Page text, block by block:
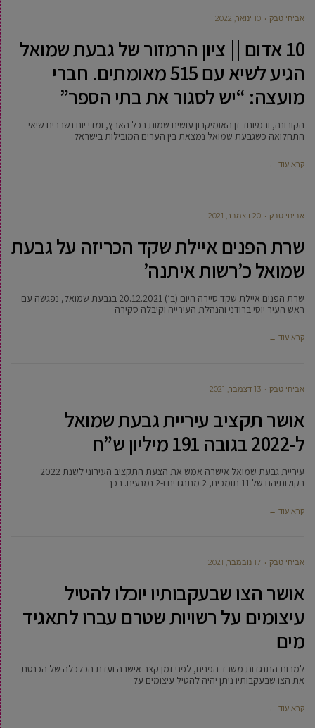
אביחי טבק 10 ינואר, 2022
10 אדום || ציון הרמזור של גבעת שמואל
הגיע לשיא עם 515 מאומתים. חברי
מועצה: “יש לסגור את בתי הספר”
הקורונה, ובמיוחד זן האומיקרון עושים שמות בכל הארץ, ומדי יום נשברים שיאי
התחלואה כשגבעת שמואל נמצאת בין הערים המובילות בישראל
קרא עוד ←
אביחי טבק 20 דצמבר, 2021
שרת הפנים איילת שקד הכריזה על גבעת
שמואל כ’רשות איתנה’
שרת הפנים איילת שקד סיירה היום (ב’) 20.12.2021 בגבעת שמואל, נפגשה עם
ראש העיר יוסי ברודני והנהלת העירייה וקיבלה סקירה
קרא עוד ←
אביחי טבק 13 דצמבר, 2021
אושר תקציב עיריית גבעת שמואל
ל-2022 בגובה 191 מיליון ש”ח
עיריית גבעת שמואל אישרה אמש את הצעת התקציב העירוני לשנת 2022
בקולותיהם של 11 תומכים, 2 מתנגדים ו-2 נמנעים. בכך
קרא עוד ←
אביחי טבק 17 נובמבר, 2021
אושר הצו שבעקבותיו יוכלו להטיל
עיצומים על רשויות שטרם עברו לתאגיד
מים
למרות התנגדות משרד הפנים, לפני זמן קצר אישרה ועדת הכלכלה של הכנסת
את הצו שבעקבותיו ניתן יהיה להטיל עיצומים על
קרא עוד ←